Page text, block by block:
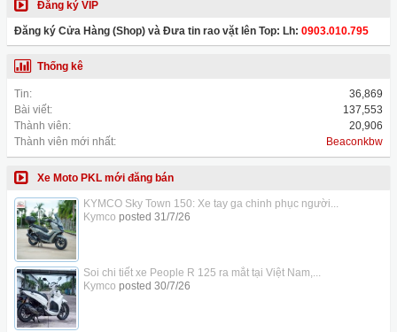
Đăng ký VIP
Đăng ký Cửa Hàng (Shop) và Đưa tin rao vặt lên Top: Lh: 0903.010.795
Thống kê
Tin:
36,869
Bài viết:
137,553
Thành viên:
20,906
Thành viên mới nhất:
Beaconkbw
Xe Moto PKL mới đăng bán
KYMCO Sky Town 150: Xe tay ga chinh phục người...
Kymco posted 31/7/26
Soi chi tiết xe People R 125 ra mắt tại Việt Nam,...
Kymco posted 30/7/26